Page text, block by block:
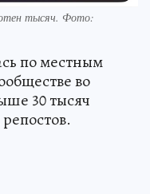
тысяч. Фото:
по местным
во
30 тысяч